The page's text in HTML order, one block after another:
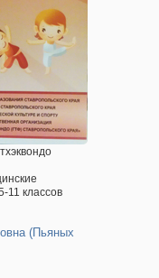
11 классов
(Пьяных